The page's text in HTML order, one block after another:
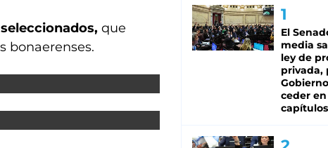
que
bonaerenses.
El
media
ley de
privada,
ceder
capítulos